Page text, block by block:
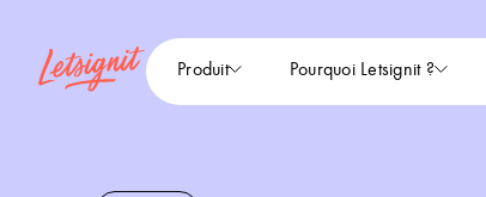
Produit Pourquoi Letsignit ?